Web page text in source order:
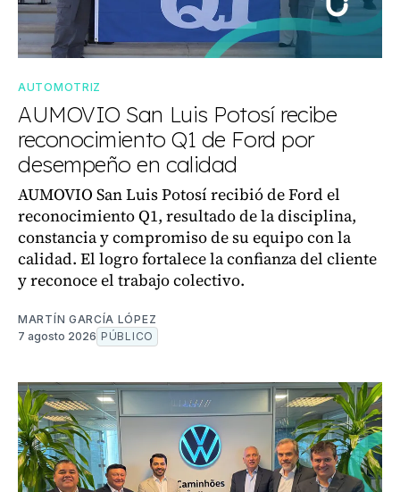
AUTOMOTRIZ
AUMOVIO San Luis Potosí recibe
reconocimiento Q1 de Ford por
desempeño en calidad
AUMOVIO San Luis Potosí recibió de Ford el
reconocimiento Q1, resultado de la disciplina,
constancia y compromiso de su equipo con la
calidad. El logro fortalece la confianza del cliente
y reconoce el trabajo colectivo.
MARTÍN GARCÍA LÓPEZ
7 agosto 2026 PÚBLICO